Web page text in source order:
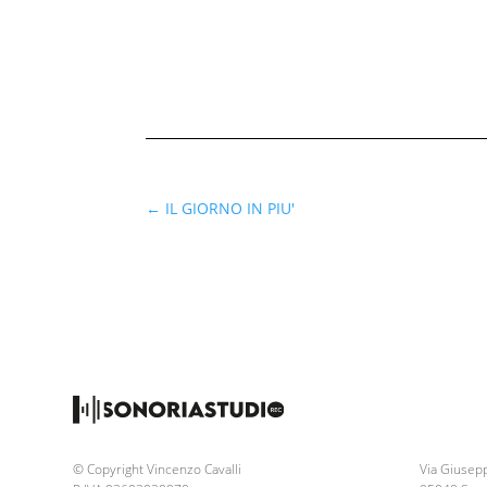
← IL GIORNO IN PIU'
© Copyright Vincenzo Cavalli
Via